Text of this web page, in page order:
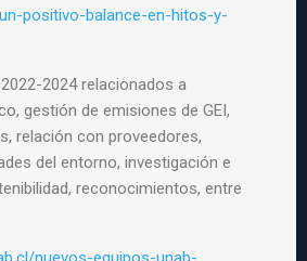
positivo-balance-en-hitos-y-
2024 relacionados a
gestión de emisiones de GEI,
relación con proveedores,
del entorno, investigación e
reconocimientos, entre